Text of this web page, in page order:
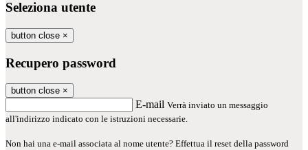
Seleziona utente
button close ×
Recupero password
button close ×
E-mail Verrà inviato un messaggio
all'indirizzo indicato con le istruzioni necessarie.
Non hai una e-mail associata al nome utente? Effettua il reset della password